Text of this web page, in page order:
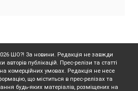
ШО?! За новини. Редакція не завжди
публікацій. Прес-релізи та статті
комерційних умовах. Редакція не несе
що міститься в прес-релізах та
будь-яких матеріалів, розміщених на